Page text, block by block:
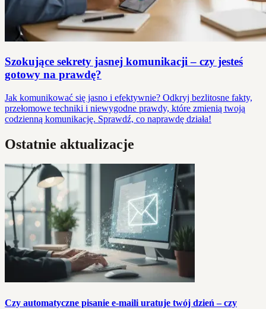
Szokujące sekrety jasnej komunikacji – czy jesteś
gotowy na prawdę?
Jak komunikować się jasno i efektywnie? Odkryj bezlitosne fakty,
przełomowe techniki i niewygodne prawdy, które zmienią twoją
codzienną komunikację. Sprawdź, co naprawdę działa!
Ostatnie aktualizacje
Czy automatyczne pisanie e-maili uratuje twój dzień – czy